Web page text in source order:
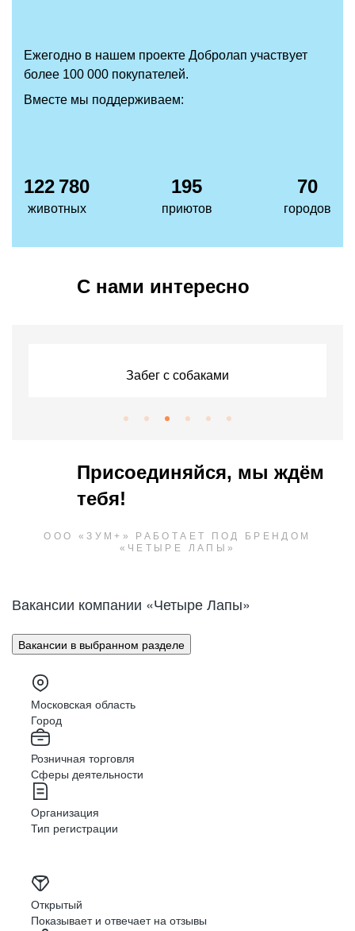
Ежегодно в нашем проекте Добролап участвует
более 100 000 покупателей.
Вместе мы поддерживаем:
122 780
животных
195
приютов
70
городов
С нами интересно
Забег с собаками
Присоединяйся, мы ждём
тебя!
ООО «ЗУМ+» РАБОТАЕТ ПОД БРЕНДОМ
«ЧЕТЫРЕ ЛАПЫ»
Вакансии компании «Четыре Лапы»
Вакансии в выбранном разделе
Московская область
Город
Розничная торговля
Сферы деятельности
Организация
Тип регистрации
Открытый
Показывает и отвечает на отзывы